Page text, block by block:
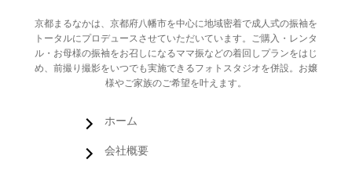
京都まるなかは、京都府八幡市を中心に地域密着で成人式の振袖を
トータルにプロデュースさせていただいています。ご購入・レンタ
ル・お母様の振袖をお召しになるママ振などの着回しプランをはじ
め、前撮り撮影をいつでも実施できるフォトスタジオを併設。お嬢
様やご家族のご希望を叶えます。
ホーム
会社概要